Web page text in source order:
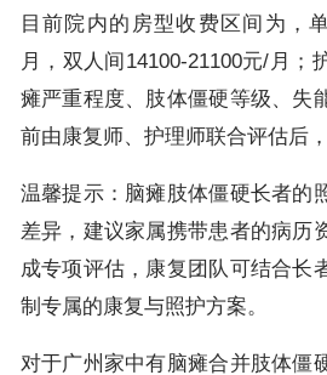
目前院内的房型收费区间为，
月，双人间14100-21100元/月；
瘫严重程度、肢体僵硬等级、失
前由康复师、护理师联合评估后
温馨提示：脑瘫肢体僵硬长者的
差异，建议家属携带患者的病历
成专项评估，康复团队可结合长
制专属的康复与照护方案。
对于广州家中有脑瘫合并肢体僵